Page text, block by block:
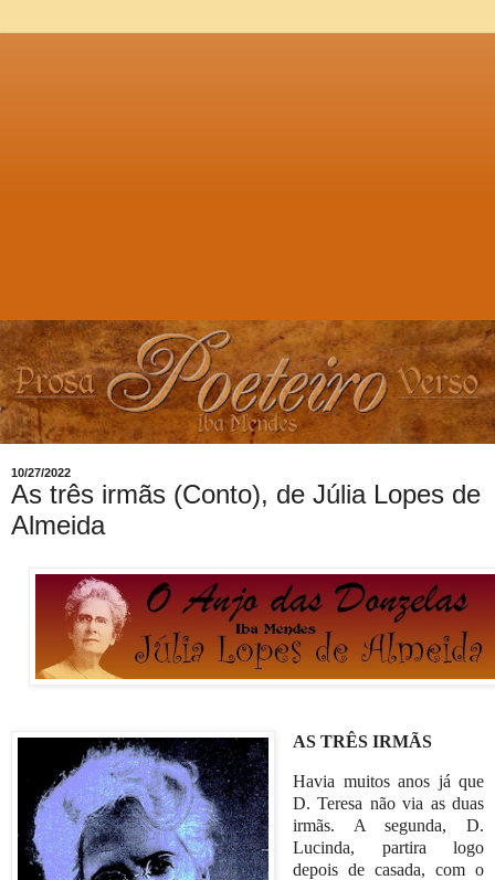
10/27/2022
As três irmãs (Conto), de Júlia Lopes de
Almeida
AS TRÊS IRMÃS
Havia muitos anos já que
D. Teresa não via as duas
irmãs. A segunda, D.
Lucinda, partira logo
depois de casada, com o